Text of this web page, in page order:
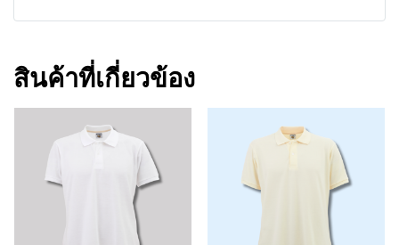
สินค้าที่เกี่ยวข้อง